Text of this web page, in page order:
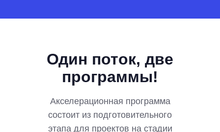
Один поток, две
программы!
Акселерационная программа
состоит из подготовительного
этапа для проектов на стадии